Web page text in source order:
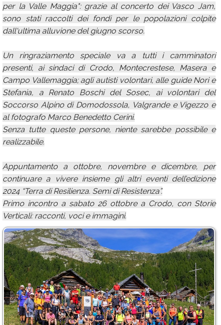
per la Valle Maggia": grazie al concerto dei Vasco Jam,
sono stati raccolti dei fondi per le popolazioni colpite
dall'ultima alluvione del giugno scorso.
Un ringraziamento speciale va a tutti i camminatori
presenti, ai sindaci di Crodo, Montecrestese, Masera e
Campo Vallemaggia; agli autisti volontari, alle guide Nori e
Stefania, a Renato Boschi del Sosec, ai volontari del
Soccorso Alpino di Domodossola, Valgrande e Vigezzo e
al fotografo Marco Benedetto Cerini.
Senza tutte queste persone, niente sarebbe possibile e
realizzabile.
Appuntamento a ottobre, novembre e dicembre, per
continuare a vivere insieme gli altri eventi dell’edizione
2024 “Terra di Resilienza. Semi di Resistenza”.
Primo incontro a sabato 26 ottobre a Crodo, con Storie
Verticali: racconti, voci e immagini.